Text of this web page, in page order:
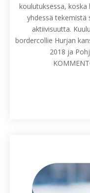
koulutuksessa,
yhdessä
aktiivisuutta.
bordercollie Hurjan
2018 ja